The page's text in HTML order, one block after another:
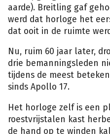
aarde). Breitling gaf
werd dat horloge het
dat ooit in de ruimte
Nu, ruim 60 jaar later,
drie bemanningsleden
tijdens de meest
sinds Apollo 17.
Het horloge zelf is een
roestvrijstalen kast
de hand op te winden